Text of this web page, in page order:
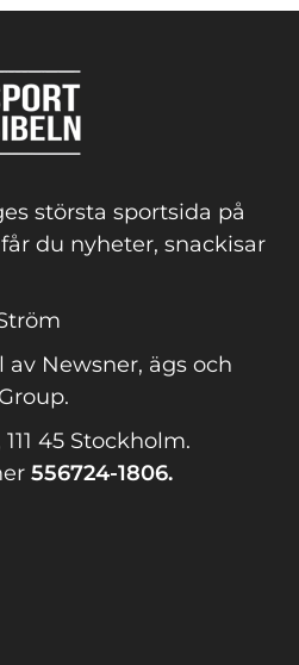
största sportsida på
du nyheter, snackisar
Newsner, ägs och
45 Stockholm.
556724-1806.